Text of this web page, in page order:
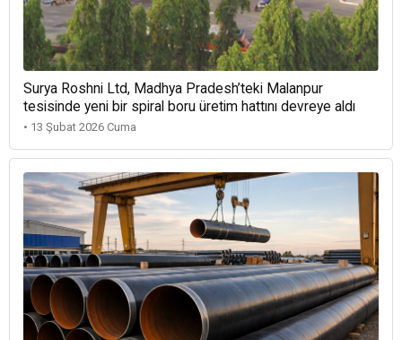
Surya Roshni Ltd, Madhya Pradesh’teki Malanpur
tesisinde yeni bir spiral boru üretim hattını devreye aldı
• 13 Şubat 2026 Cuma